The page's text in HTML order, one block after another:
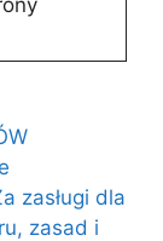
zasługi dla
zasad i